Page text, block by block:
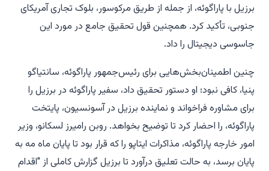
برزیل با پاراگوئه، از جمله از طریق مرکوسور، بلوک تجاری آمریکای
جنوبی، تأکید کرد. همچنین قول تحقیق جامع در مورد این
جاسوسی دیجیتال را داد.
چنین اطمینان‌بخش‌هایی برای رئیس‌جمهور پاراگوئه، سانتیاگو
پنیا، کافی نبود؛ او دستور تحقیق داد، سفیر پاراگوئه در برزیل را
برای مشاوره فراخواند و نماینده برزیل در آسونسیون، پایتخت
پاراگوئه، را احضار کرد تا توضیح بخواهد. روبن رامیرز لسکانو، وزیر
امور خارجه پاراگوئه، مذاکرات ایتاپو را که قرار بود تا پایان ماه مه به
پایان برسد، به حالت تعلیق درآورد تا برزیل گزارش کاملی از "اقدام